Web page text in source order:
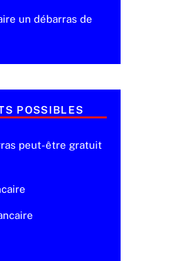
un débarras de
POSSIBLES
peut-être gratuit